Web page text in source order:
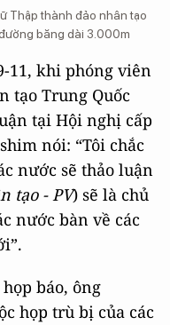
Thập thành đảo nhân tạo
băng dài 3.000m
11, khi phóng viên
tạo Trung Quốc
tại Hội nghị cấp
nói: “Tôi chắc
nước sẽ thảo luận
tạo - PV) sẽ là chủ
nước bàn về các
báo, ông
họp trù bị của các